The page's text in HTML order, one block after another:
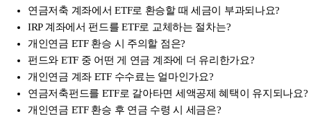
연금저축 계좌에서 ETF로 환승할 때 세금이 부과되나요?
IRP 계좌에서 펀드를 ETF로 교체하는 절차는?
개인연금 ETF 환승 시 주의할 점은?
펀드와 ETF 중 어떤 게 연금 계좌에 더 유리한가요?
개인연금 계좌 ETF 수수료는 얼마인가요?
연금저축펀드를 ETF로 갈아타면 세액공제 혜택이 유지되나요?
개인연금 ETF 환승 후 연금 수령 시 세금은?